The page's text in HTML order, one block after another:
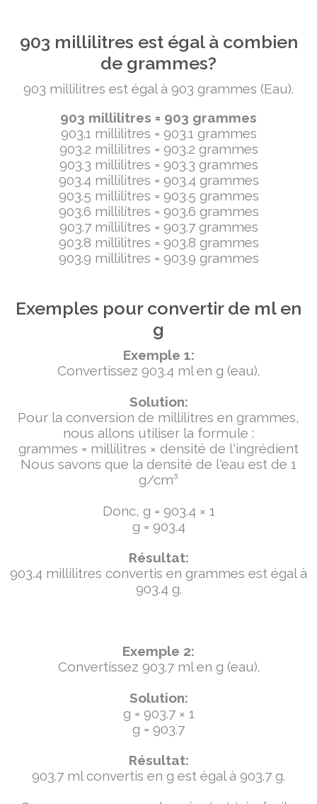
903 millilitres est égal à combien
de grammes?
903 millilitres est égal à 903 grammes (Eau).
903 millilitres = 903 grammes
903.1 millilitres = 903.1 grammes
903.2 millilitres = 903.2 grammes
903.3 millilitres = 903.3 grammes
903.4 millilitres = 903.4 grammes
903.5 millilitres = 903.5 grammes
903.6 millilitres = 903.6 grammes
903.7 millilitres = 903.7 grammes
903.8 millilitres = 903.8 grammes
903.9 millilitres = 903.9 grammes
Exemples pour convertir de ml en
g
Exemple 1:
Convertissez 903.4 ml en g (eau).
Solution:
Pour la conversion de millilitres en grammes,
nous allons utiliser la formule :
grammes = millilitres × densité de l'ingrédient
Nous savons que la densité de l'eau est de 1
g/cm³
Donc, g = 903.4 × 1
g = 903.4
Résultat:
903.4 millilitres convertis en grammes est égal à
903.4 g.
Exemple 2:
Convertissez 903.7 ml en g (eau).
Solution:
g = 903.7 × 1
g = 903.7
Résultat:
903.7 ml convertis en g est égal à 903.7 g.